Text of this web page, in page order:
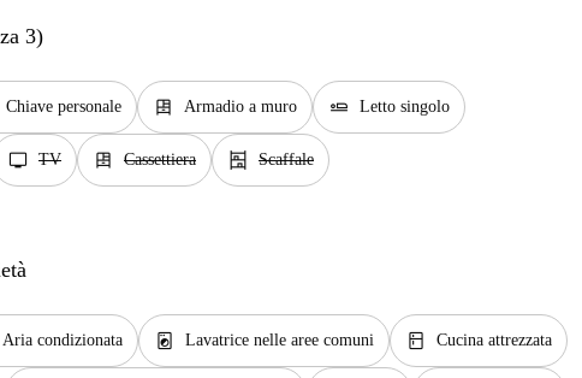
3)
Chiave personale dresser Armadio a muro airline_seat_flat Letto singolo
tv TV dresser Cassettiera shelves Scaffale
Aria condizionata local_laundry_service Lavatrice nelle aree comuni kitchen Cucina attrezzata